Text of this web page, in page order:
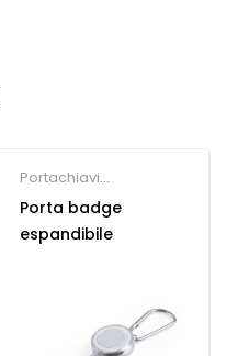
Portachiavi
personalizzati
Porta badge
espandibile